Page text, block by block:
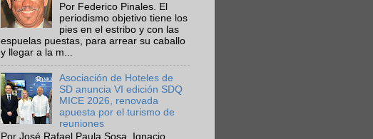
Por Federico Pinales. El
periodismo objetivo tiene los
pies en el estribo y con las
espuelas puestas, para arrear su caballo
y llegar a la m...
Asociación de Hoteles de
SD anuncia VI edición SDQ
MICE 2026, renovada
apuesta por el turismo de
reuniones
Por José Rafael Paula Sosa. Ignacio